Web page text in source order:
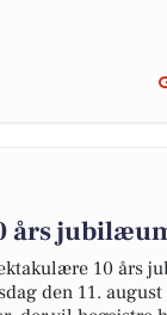
års
10
den 11.